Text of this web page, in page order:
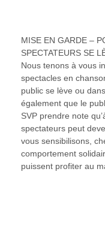
MISE EN GARDE –
SPECTATEURS SE
Nous tenons à vous
spectacles en
public se lève ou
également que le
SVP prendre note
spectateurs peut
vous sensibilisons,
comportement
puissent profiter au